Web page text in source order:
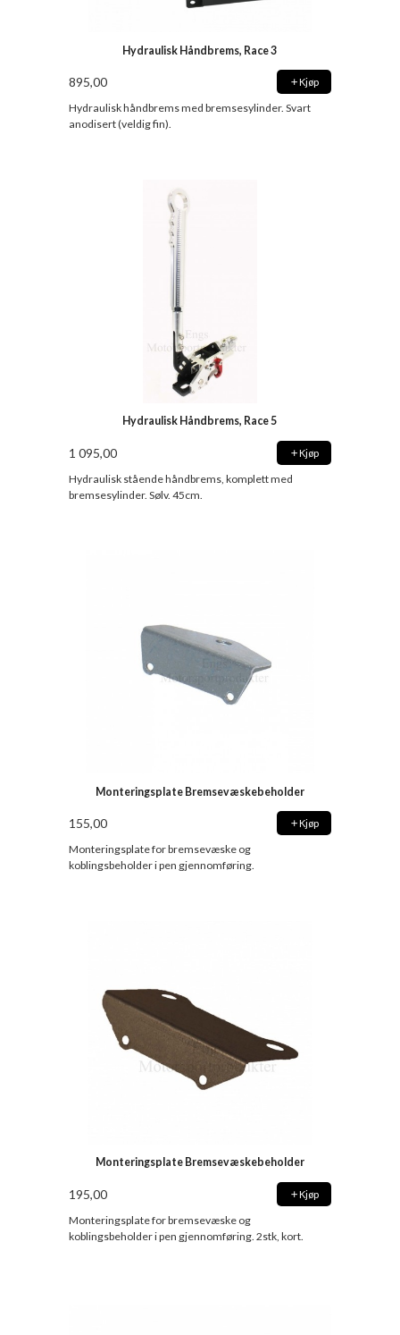
Hydraulisk Håndbrems, Race 3
895,00 Kjøp
Hydraulisk håndbrems med bremsesylinder. Svart
anodisert (veldig fin).
Hydraulisk Håndbrems, Race 5
1 095,00 Kjøp
Hydraulisk stående håndbrems, komplett med
bremsesylinder. Sølv. 45cm.
Monteringsplate Bremsevæskebeholder
155,00 Kjøp
Monteringsplate for bremsevæske og
koblingsbeholder i pen gjennomføring.
Monteringsplate Bremsevæskebeholder
195,00 Kjøp
Monteringsplate for bremsevæske og
koblingsbeholder i pen gjennomføring. 2stk, kort.